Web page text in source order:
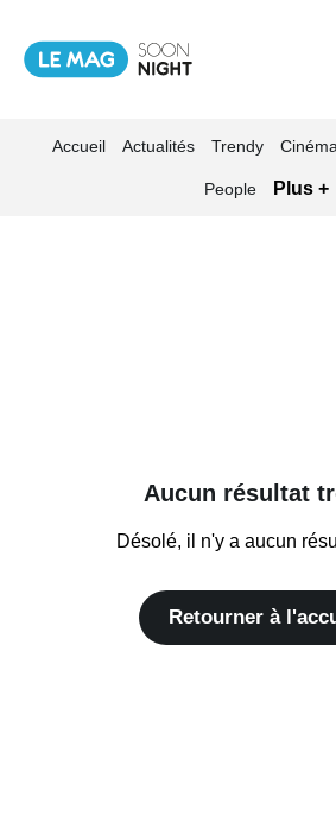
Accueil Actualités Trendy
People Plus +
Aucun résultat
Désolé, il n'y a aucun
Retourner à